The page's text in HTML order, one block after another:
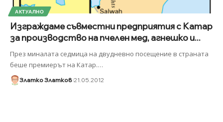
АКТУАЛНО
Изграждаме съвместни предприятия с Катар
за производство на пчелен мед, агнешко и...
През миналата седмица на двудневно посещение в страната
беше премиерът на Катар.…
Златко Златков 21.05.2012